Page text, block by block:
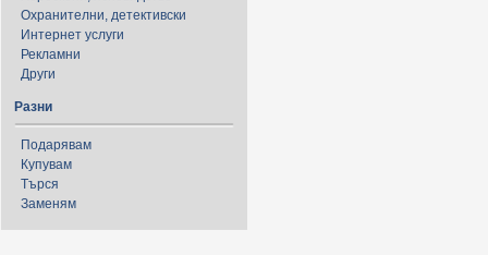
Охранителни, детективски
Интернет услуги
Рекламни
Други
Разни
Подарявам
Купувам
Търся
Заменям